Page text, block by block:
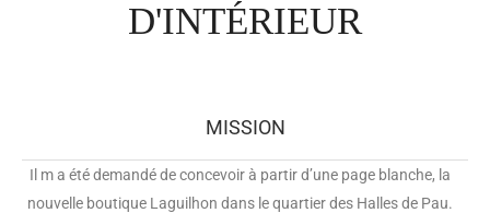
D'INTÉRIEUR
MISSION
Il m a été demandé de concevoir à partir d’une page blanche, la
nouvelle boutique Laguilhon dans le quartier des Halles de Pau.